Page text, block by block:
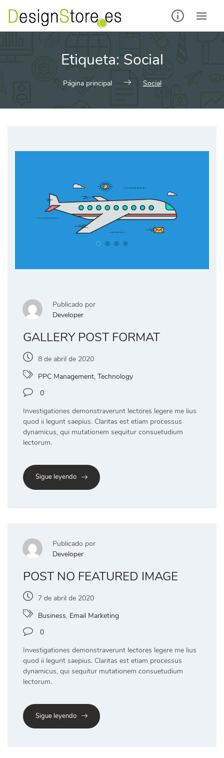
contenido
Etiqueta: Social
Página principal Social
Publicado por
Developer
GALLERY POST FORMAT
8 de abril de 2020
PPC Management, Technology
0
Investigationes demonstraverunt lectores legere me lius
quod ii legunt saepius. Claritas est etiam processus
dynamicus, qui mutationem sequitur consuetudium
lectorum.
Sigue leyendo
Publicado por
Developer
POST NO FEATURED IMAGE
7 de abril de 2020
Business, Email Marketing
0
Investigationes demonstraverunt lectores legere me lius
quod ii legunt saepius. Claritas est etiam processus
dynamicus, qui sequitur mutationem consuetudium
lectorum.
Sigue leyendo